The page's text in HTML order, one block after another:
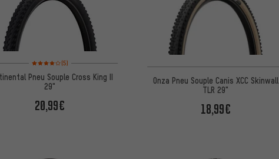
Note moyenne : 4 sur 5 d'après 5 avis
(5)
Pneu Souple Cross King II
29"
20,99€
Onza Pneu Souple Canis XCC Skinwall
TLR 29"
18,99€